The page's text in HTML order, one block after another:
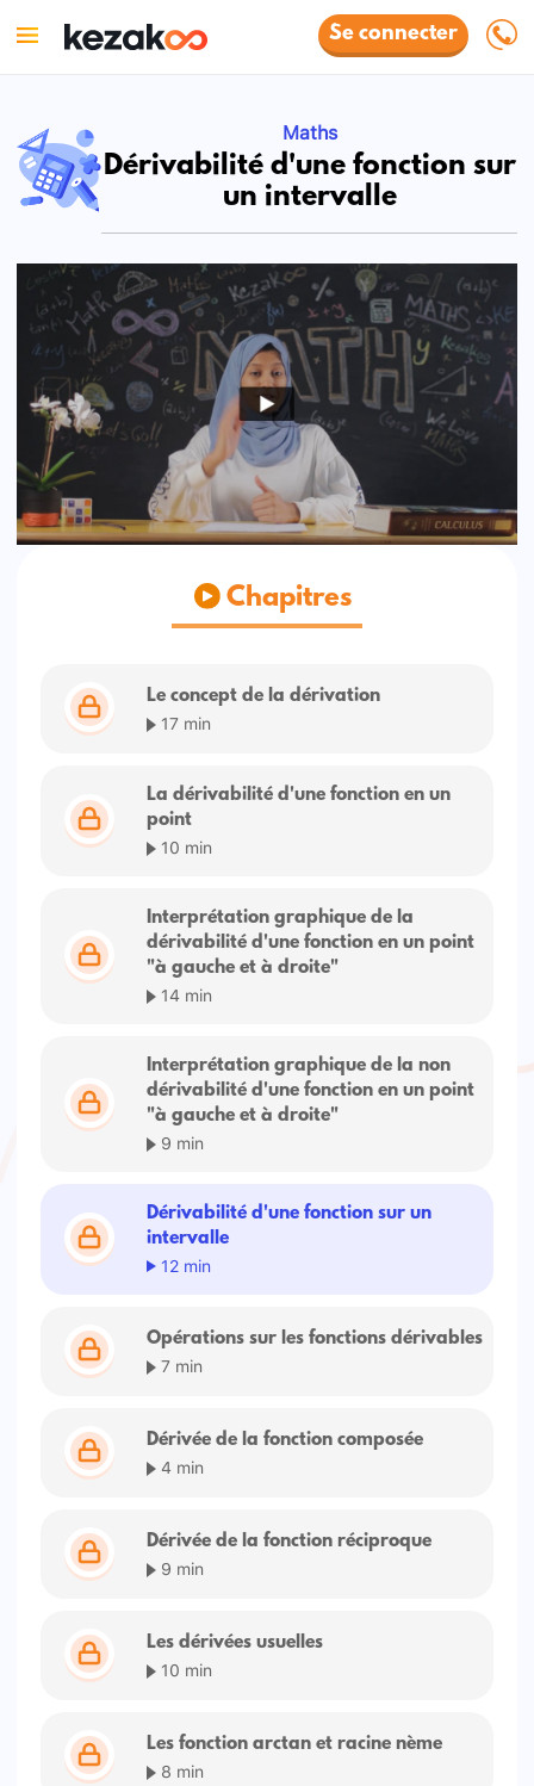
Se connecter
Maths
Dérivabilité d'une fonction sur
un intervalle
Chapitres
Le concept de la dérivation
17 min
La dérivabilité d'une fonction en un
point
10 min
Interprétation graphique de la
dérivabilité d'une fonction en un point
"à gauche et à droite"
14 min
Interprétation graphique de la non
dérivabilité d'une fonction en un point
"à gauche et à droite"
9 min
Dérivabilité d'une fonction sur un
intervalle
12 min
Opérations sur les fonctions dérivables
7 min
Dérivée de la fonction composée
4 min
Dérivée de la fonction réciproque
9 min
Les dérivées usuelles
10 min
Les fonction arctan et racine nème
8 min